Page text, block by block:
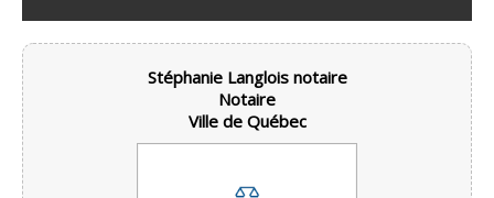
Stéphanie Langlois notaire
Notaire
Ville de Québec